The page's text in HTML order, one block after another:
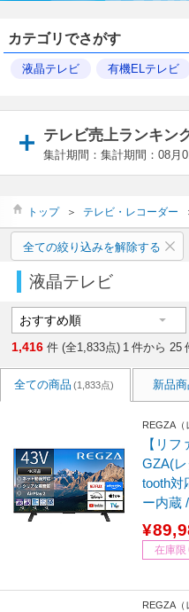
カテゴリでさがす
液晶テレビ 有機ELテレビ
テレビ売上ランキン
集計期間：集計期間：08月
トップ ＞ テレビ・レコーダー
全ての絞り込みを解除する
液晶テレビ
1,416 件 (全1,833点) 1 件から 25
全ての商品 (1,833点) 新品商
REGZA（
【リ
GZA(
tooth対
ー内蔵
在庫限
REGZA（